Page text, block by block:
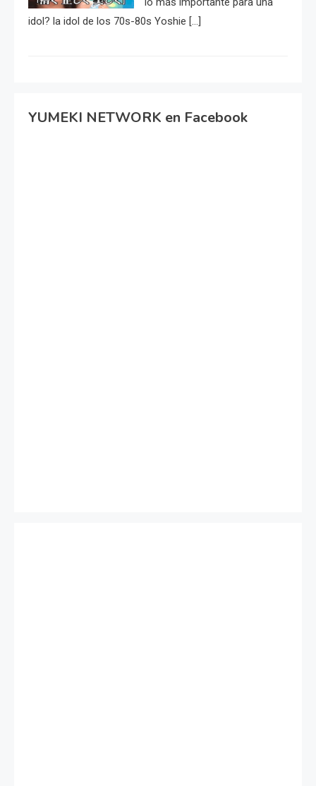
idol? la idol de los 70s-80s Yoshie […]
YUMEKI NETWORK en Facebook